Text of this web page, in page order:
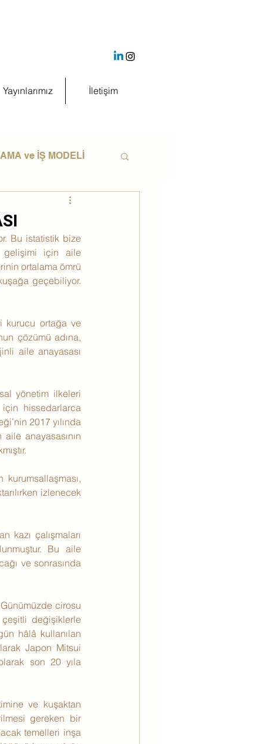
Yayınlarımız İletişim
ve İŞ MODELİ
Bu istatistik bize
gelişimi için aile
ortalama ömrü
geçebiliyor.
kurucu ortağa ve
çözümü adına,
aile anayasası
yönetim ilkeleri
hissedarlarca
2017 yılında
anayasasının
izlenecek
kazı çalışmaları
Bu aile
ve sonrasında
cirosu
çeşitli değişiklerle
hâlâ kullanılan
Japon Mitsui
son 20 yıla
ve kuşaktan
gereken bir
temelleri inşa